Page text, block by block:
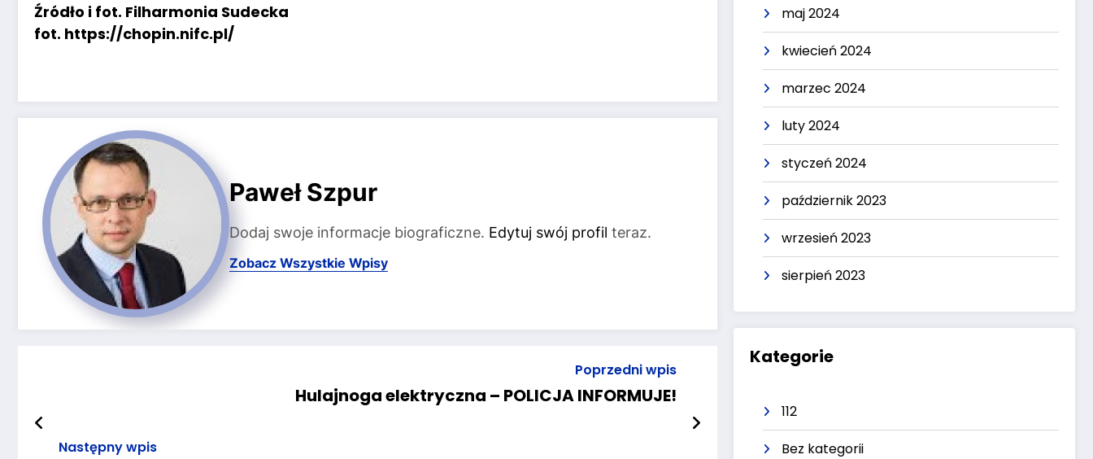
Źródło i fot. Filharmonia Sudecka
fot. https://chopin.nifc.pl/
Paweł Szpur
Dodaj swoje informacje biograficzne. Edytuj swój profil teraz.
Zobacz Wszystkie Wpisy
Poprzedni wpis
Hulajnoga elektryczna – POLICJA INFORMUJE!
Następny wpis
maj 2024
kwiecień 2024
marzec 2024
luty 2024
styczeń 2024
październik 2023
wrzesień 2023
sierpień 2023
Kategorie
112
Bez kategorii